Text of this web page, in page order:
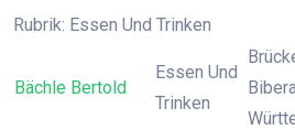
Rubrik: Essen Und Trinken
Bächle Bertold
Essen Und
Trinken